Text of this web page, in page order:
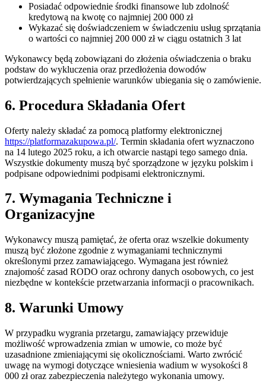
Posiadać odpowiednie środki finansowe lub zdolność
kredytową na kwotę co najmniej 200 000 zł
Wykazać się doświadczeniem w świadczeniu usług sprzątania
o wartości co najmniej 200 000 zł w ciągu ostatnich 3 lat
Wykonawcy będą zobowiązani do złożenia oświadczenia o braku
podstaw do wykluczenia oraz przedłożenia dowodów
potwierdzających spełnienie warunków ubiegania się o zamówienie.
6. Procedura Składania Ofert
Oferty należy składać za pomocą platformy elektronicznej
https://platformazakupowa.pl/. Termin składania ofert wyznaczono
na 14 lutego 2025 roku, a ich otwarcie nastąpi tego samego dnia.
Wszystkie dokumenty muszą być sporządzone w języku polskim i
podpisane odpowiednimi podpisami elektronicznymi.
7. Wymagania Techniczne i
Organizacyjne
Wykonawcy muszą pamiętać, że oferta oraz wszelkie dokumenty
muszą być złożone zgodnie z wymaganiami technicznymi
określonymi przez zamawiającego. Wymagana jest również
znajomość zasad RODO oraz ochrony danych osobowych, co jest
niezbędne w kontekście przetwarzania informacji o pracownikach.
8. Warunki Umowy
W przypadku wygrania przetargu, zamawiający przewiduje
możliwość wprowadzenia zmian w umowie, co może być
uzasadnione zmieniającymi się okolicznościami. Warto zwrócić
uwagę na wymogi dotyczące wniesienia wadium w wysokości 8
000 zł oraz zabezpieczenia należytego wykonania umowy.